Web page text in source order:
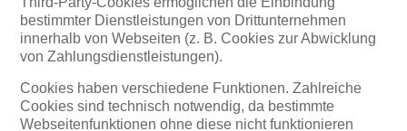
bestimmter Dienstleistungen von Drittunternehmen
innerhalb von Webseiten (z. B. Cookies zur Abwicklung
von Zahlungsdienstleistungen).
Cookies haben verschiedene Funktionen. Zahlreiche
Cookies sind technisch notwendig, da bestimmte
Webseitenfunktionen ohne diese nicht funktionieren